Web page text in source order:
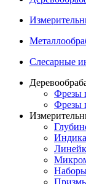
Слесарные
Фрезы
Фрезы